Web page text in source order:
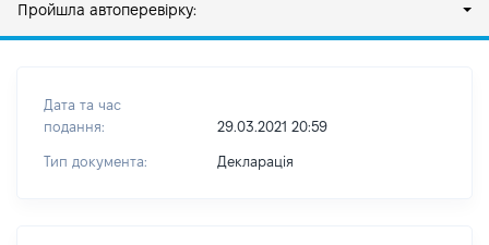
Пройшла автоперевірку:
Дата та час
подання:
29.03.2021 20:59
Тип документа: Декларація